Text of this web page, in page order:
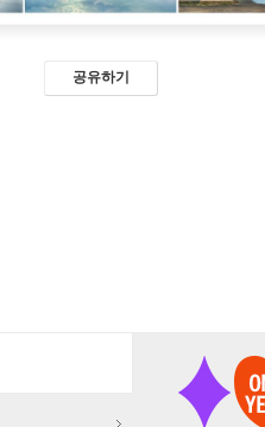
공유하기